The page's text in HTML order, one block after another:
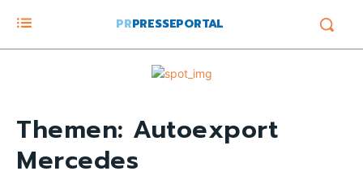
PRPRESSEPORTAL
Themen: Autoexport
Mercedes